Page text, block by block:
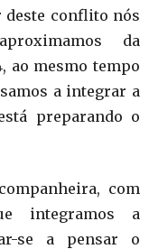
deste conflito nós
da
ao mesmo tempo
a integrar a
preparando o
com
integramos a
se a pensar o